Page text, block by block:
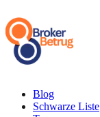
Blog
Schwarze Liste